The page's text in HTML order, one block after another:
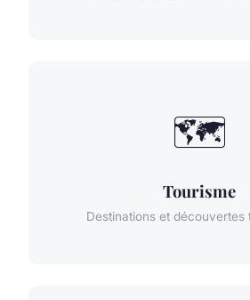
🗺️
Tourisme
Destinations et découvertes